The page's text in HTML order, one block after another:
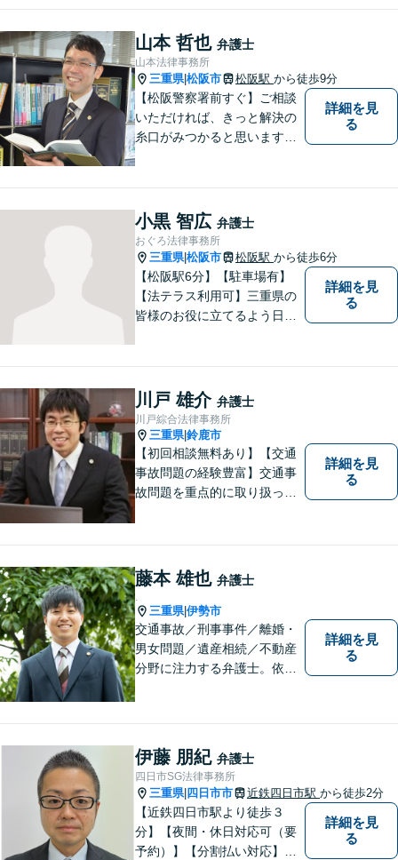
山本 哲也 弁護士
山本法律事務所
三重県|松阪市 松阪駅 から徒歩9分
【松阪警察署前すぐ】ご相談
いただければ、きっと解決の
糸口がみつかると思います。
詳細を見
る
小黒 智広 弁護士
おぐろ法律事務所
三重県|松阪市 松阪駅 から徒歩6分
【松阪駅6分】【駐車場有】
【法テラス利用可】三重県の
皆様のお役に立てるよう日々
解決できる問題もありますの
で、 お気軽にご相談くださ
い。
詳細を見
る
川戸 雄介 弁護士
川戸綜合法律事務所
三重県|鈴鹿市
【初回相談無料あり】【交通
事故問題の経験豊富】交通事
故問題を重点的に取り扱って
ます。その他の法律問題につ
いても、あなたの身近な相談
役として、あなたの力になり
ます。
詳細を見
る
藤本 雄也 弁護士
三重県|伊勢市
交通事故／刑事事件／離婚・
男女問題／遺産相続／不動産
分野に注力する弁護士。依頼
お気軽にご相談ください！
【離婚・男女問題の経験多
数】
詳細を見
る
伊藤 朋紀 弁護士
四日市SG法律事務所
三重県| 四日市市 近鉄四日市駅 から徒歩2分
【近鉄四日市駅より徒歩３
分】【夜間・休日対応可（要
予約）】【分割払い対応】
詳細を見
る